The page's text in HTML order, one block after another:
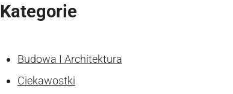
Kategorie
Budowa I Architektura
Ciekawostki